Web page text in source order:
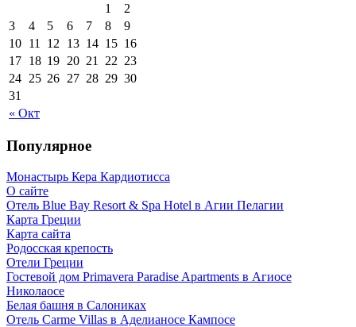
« Окт
1
2
3
4 5 6 7 8
9
10 11 12 13 14 15 16
17 18 19 20 21 22 23
24 25 26 27 28 29 30
31
Популярное
Монастырь Кера Кардиотисса
О сайте
Отель Blue Bay Resort & Spa Hotel в Агии Пелагии
Карта Греции
Карта сайта
Родосская крепость
Отели Греции
Гостевой дом Primavera Paradise Apartments в Агиосе
Николаосе
Белая башня в Салониках
Отель Carme Villas в Аделианосе Кампосе